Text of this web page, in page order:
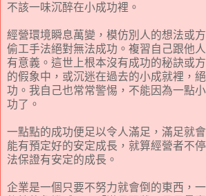
不該一味沉醉在小成功裡。
經營環境瞬息萬變，模仿別人的想法或
偷工手法絕對無法成功。複習自己跟他
有意義。這世上根本沒有成功的秘訣或
的假象中，或沉迷在過去的小成就裡，
功。我自己也常常警惕，不能因為一點
功了。
一點點的成功便足以令人滿足，滿足就
能有預定好的安定成長，就算經營者不
法保證有安定的成長。
企業是一個只要不努力就會倒的東西，